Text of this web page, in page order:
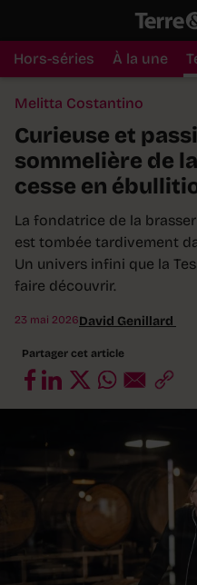
Hors-séries À la une
Melitta Costantino
Curieuse et
sommelière de
cesse en
La fondatrice de la
est tombée tardivement
Un univers infini que la
faire découvrir.
23 mai 2026David Genillard
Partager cet article